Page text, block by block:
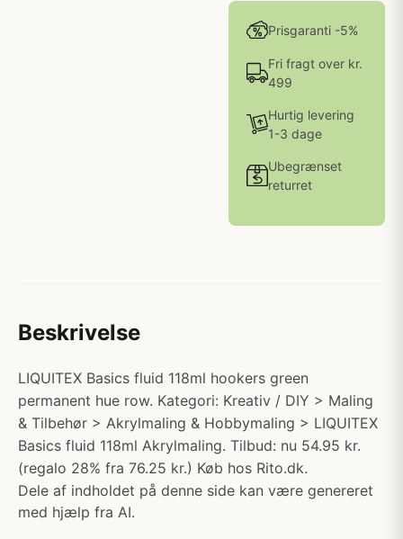
Prisgaranti -5%
Fri fragt over kr.
499
Hurtig levering
1-3 dage
Ubegrænset
returret
Beskrivelse
LIQUITEX Basics fluid 118ml hookers green
permanent hue row. Kategori: Kreativ / DIY > Maling
& Tilbehør > Akrylmaling & Hobbymaling > LIQUITEX
Basics fluid 118ml Akrylmaling. Tilbud: nu 54.95 kr.
(regalo 28% fra 76.25 kr.) Køb hos Rito.dk.
Dele af indholdet på denne side kan være genereret
med hjælp fra AI.